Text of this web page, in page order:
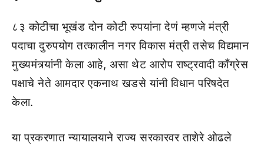
८३ कोटीचा भूखंड दोन कोटी रुपयांना देणं म्हणजे मंत्री
पदाचा दुरुपयोग तत्कालीन नगर विकास मंत्री तसेच विद्यमान
मुख्यमंत्र्यांनी केला आहे, असा थेट आरोप राष्ट्रवादी काँग्रेस
पक्षाचे नेते आमदार एकनाथ खडसे यांनी विधान परिषदेत
केला.
या प्रकरणात न्यायालयाने राज्य सरकारवर ताशेरे ओढले